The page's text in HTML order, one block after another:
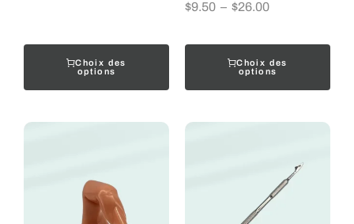
Choix des
options
$9.50 – $26.00
Choix des
options